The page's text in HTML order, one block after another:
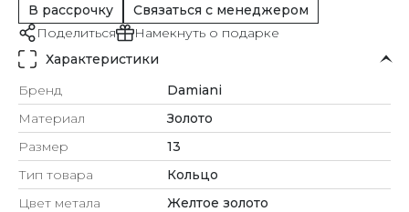
В рассрочку
Связаться с менеджером
Поделиться
Намекнуть о подарке
Характеристики
Бренд
Damiani
Материал
Золото
Размер
13
Тип товара
Кольцо
Цвет метала
Желтое золото